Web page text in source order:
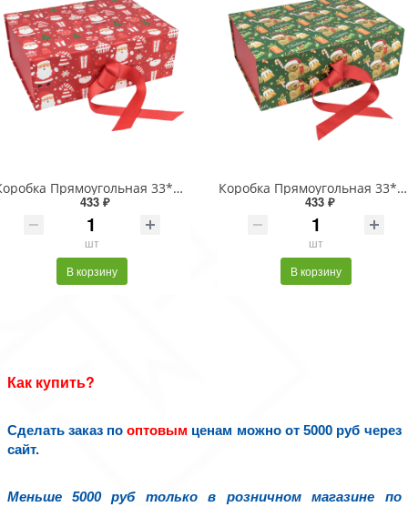
Коробка Прямоугольная 33*25*12 складная на магнитах "Новый год"-3023 1/32
433 ₽
шт
В корзину
Коробка Прямоугольная 33*25*12 складная на магнитах "Новый год"-3086 1/32
433 ₽
шт
В корзину
Как купить?
Сделать заказ пооптовым ценам можно от 5000 руб через
сайт.
Меньше 5000 руб только в розничном магазине по